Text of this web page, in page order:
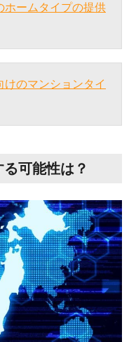
ホームタイプの提供
けのマンションタイ
可能性は？